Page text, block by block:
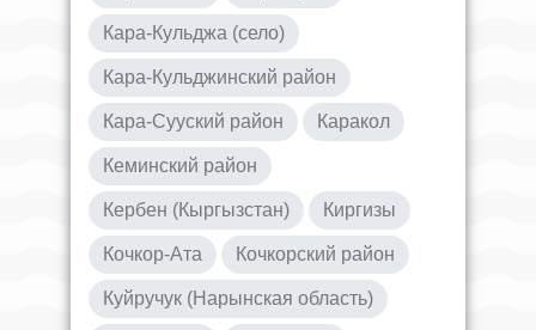
Кара-Кульджа (село)
Кара-Кульджинский район
Кара-Сууский район Каракол
Кеминский район
Кербен (Кыргызстан) Киргизы
Кочкор-Ата Кочкорский район
Куйручук (Нарынская область)